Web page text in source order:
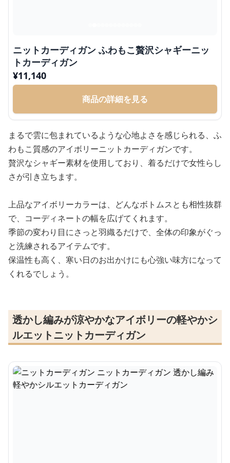
ニットカーディガン ふわもこ贅沢シャギーニッ
トカーディガン
¥11,140
商品の詳細を見る
まるで雲に包まれているような心地よさを感じられる、ふ
わもこ質感のアイボリーニットカーディガンです。
贅沢なシャギー素材を使用しており、着るだけで女性らし
さが引き立ちます。
上品なアイボリーカラーは、どんなボトムスとも相性抜群
で、コーディネートの幅を広げてくれます。
季節の変わり目にさっと羽織るだけで、全体の印象がぐっ
と洗練されるアイテムです。
保温性も高く、寒い日のお出かけにも心強い味方になって
くれるでしょう。
透かし編みが涼やかなアイボリーの軽やかシ
ルエットニットカーディガン